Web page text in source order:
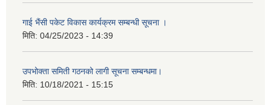
गाई भैंसी पकेट विकास कार्यक्रम सम्बन्धी सूचना ।
मिति: 04/25/2023 - 14:39
उपभोक्ता समिती गठनको लागी सूचना सम्बन्धमा।
मिति: 10/18/2021 - 15:15